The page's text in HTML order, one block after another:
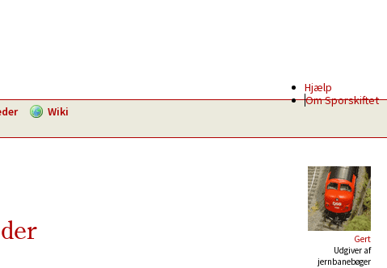
Hjælp
Om Sporskiftet
Wiki
Gert
Udgiver af
jernbanebøger